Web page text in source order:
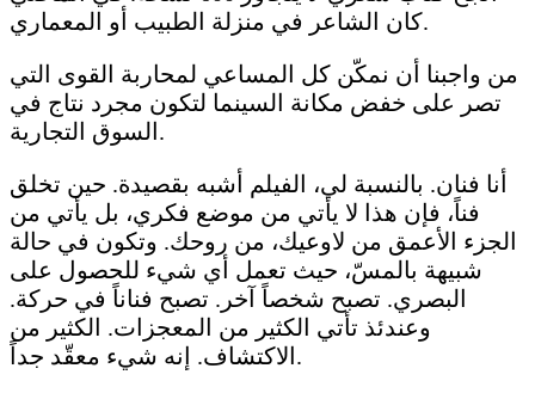
كان الشاعر في منزلة الطبيب أو المعماري.
من واجبنا أن نمكّن كل المساعي لمحاربة القوى التي
تصر على خفض مكانة السينما لتكون مجرد نتاج في
السوق التجارية.
أنا فنان. بالنسبة لي، الفيلم أشبه بقصيدة. حين تخلق
فناً، فإن هذا لا يأتي من موضع فكري، بل يأتي من
الجزء الأعمق من لاوعيك، من روحك. وتكون في حالة
شبيهة بالمسّ، حيث تعمل أي شيء للحصول على
البصري. تصبح شخصاً آخر. تصبح فناناً في حركة.
وعندئذ تأتي الكثير من المعجزات. الكثير من
الاكتشاف. إنه شيء معقّد جداً.